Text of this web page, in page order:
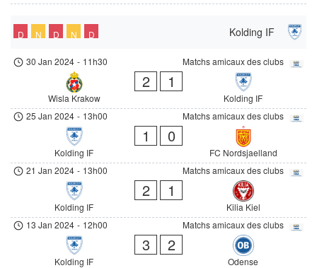
Kolding IF
D N D N D
Matchs amicaux des clubs
30 Jan 2024 - 11h30
Wisla Krakow
2 1
Kolding IF
Matchs amicaux des clubs
25 Jan 2024 - 13h00
Kolding IF
1 0
FC Nordsjaelland
Matchs amicaux des clubs
21 Jan 2024 - 13h00
Kolding IF
2 1
Kilia Kiel
Matchs amicaux des clubs
13 Jan 2024 - 12h00
Kolding IF
3 2
Odense